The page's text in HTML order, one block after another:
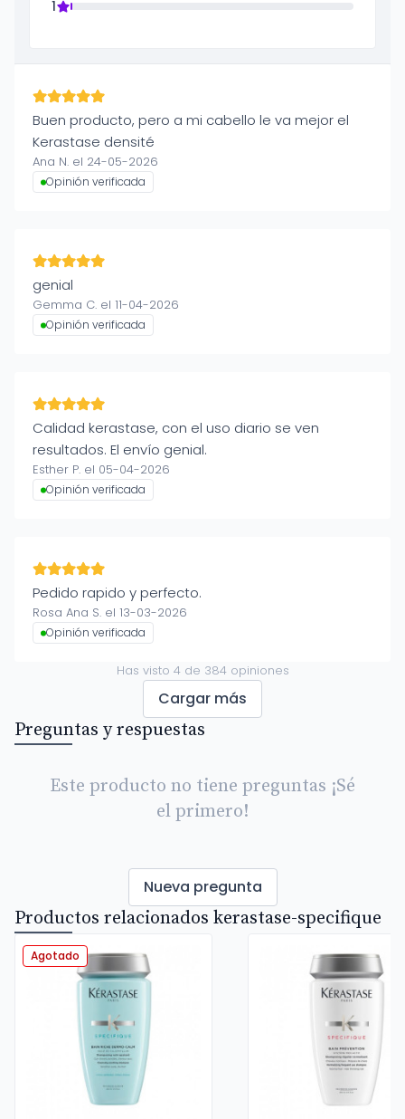
1
Buen producto, pero a mi cabello le va mejor el
Kerastase densité
Ana N. el 24-05-2026
Opinión verificada
genial
Gemma C. el 11-04-2026
Opinión verificada
Calidad kerastase, con el uso diario se ven
resultados. El envío genial.
Esther P. el 05-04-2026
Opinión verificada
Pedido rapido y perfecto.
Rosa Ana S. el 13-03-2026
Opinión verificada
Has visto 4de 384opiniones
Cargar más
Preguntas y respuestas
Este producto no tiene preguntas ¡Sé
el primero!
Nueva pregunta
Productos relacionados kerastase-specifique
Agotado